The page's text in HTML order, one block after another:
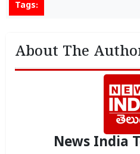
Tags:
About The
News India